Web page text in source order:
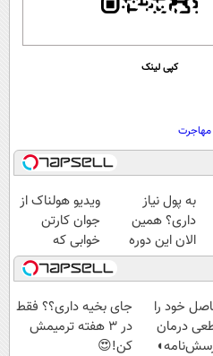
کپی لینک
مهاجرت
به پول نیاز
داری؟ همین
الان این دوره
رایگان رو شرکت
کن تا دیر نشده!
ویدیو هولناک از
جوان کارتن
خوابی که
میلیاردر شد.
آموزش رایگان
خود را
درمان
جای بخیه داری؟؟ فقط
در 3 هفته ترمیمش
کن!😍